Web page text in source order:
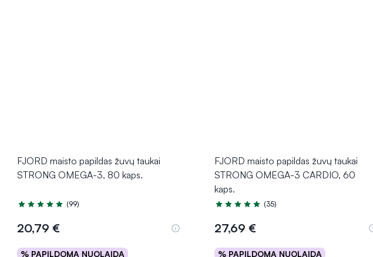
FJORD maisto papildas žuvų taukai
STRONG OMEGA-3, 80 kaps.
Įvertinimas 4.9 iš 5
(99)
20,79 €
% PAPILDOMA NUOLAIDA
FJORD maisto papildas žuvų taukai
STRONG OMEGA-3 CARDIO, 60
kaps.
Įvertinimas 4.9 iš 5
(35)
27,69 €
% PAPILDOMA NUOLAIDA